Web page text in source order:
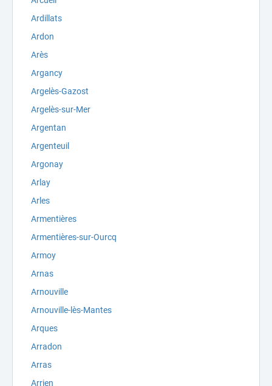
Ardillats
Ardon
Arès
Argancy
Argelès-Gazost
Argelès-sur-Mer
Argentan
Argenteuil
Argonay
Arlay
Arles
Armentières
Armentières-sur-Ourcq
Armoy
Arnas
Arnouville
Arnouville-lès-Mantes
Arques
Arradon
Arras
Arrien